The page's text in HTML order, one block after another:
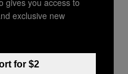
exclusive new
for $2